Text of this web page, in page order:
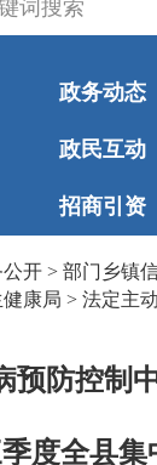
政务动态
政民互动
招商引资
开 > 部门乡镇
健康局 > 法定主
预防控制
度全县